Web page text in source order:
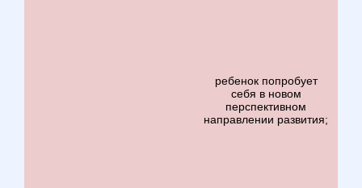
ребенок попробует
себя в новом
перспективном
направлении развития;